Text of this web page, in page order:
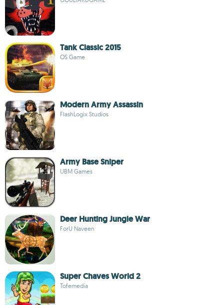
Tank Classic 2015
OS Game
Modern Army Assassin
FlashLogix Studios
Army Base Sniper
UBM Games
Deer Hunting Jungle War
ForU Naveen
Super Chaves World 2
Tofemedia